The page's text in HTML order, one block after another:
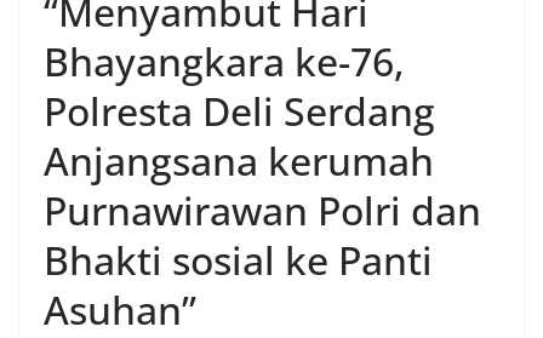
“Menyambut Hari
Bhayangkara ke-76,
Polresta Deli Serdang
Anjangsana kerumah
Purnawirawan Polri dan
Bhakti sosial ke Panti
Asuhan”